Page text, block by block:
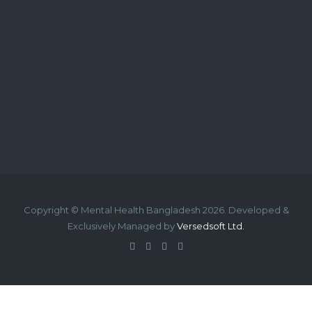
Copyright © Mental Health Bangladesh 2026. Developed &
Exclusively Managed byVersedsoft Ltd.